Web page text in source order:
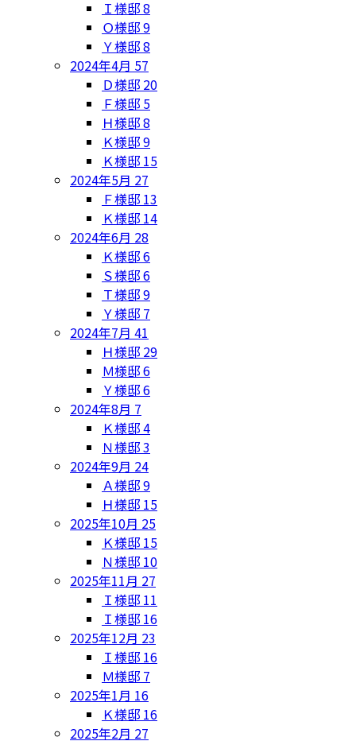
Ｉ様邸8
Ｏ様邸9
Ｙ様邸8
2024年4月 57
Ｄ様邸 20
Ｆ様邸 5
Ｈ様邸8
Ｋ様邸9
Ｋ様邸 15
2024年5月 27
Ｆ様邸 13
Ｋ様邸 14
2024年6月 28
Ｋ様邸6
Ｓ様邸6
Ｔ様邸9
Ｙ様邸 7
2024年7月 41
Ｈ様邸 29
Ｍ様邸6
Ｙ様邸6
2024年8月 7
Ｋ様邸4
Ｎ様邸3
2024年9月 24
Ａ様邸9
Ｈ様邸 15
2025年10月 25
Ｋ様邸 15
Ｎ様邸 10
2025年11月 27
Ｉ様邸 11
Ｉ様邸 16
2025年12月 23
Ｉ様邸 16
Ｍ様邸 7
2025年1月 16
Ｋ様邸 16
2025年2月 27